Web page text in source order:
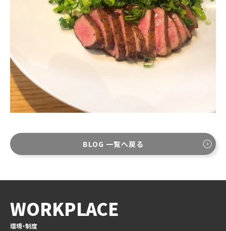
BLOG 一覧へ戻る
WORKPLACE
環境・制度